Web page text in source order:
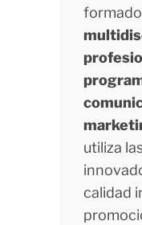
utiliza
calidad